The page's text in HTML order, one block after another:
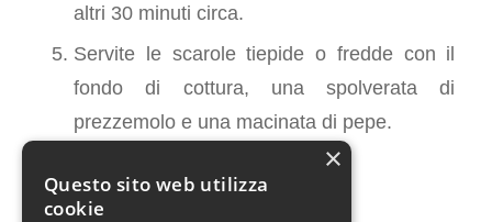
altri 30 minuti circa.
Servite le scarole tiepide o fredde con il
fondo di cottura, una spolverata di
prezzemolo e una macinata di pepe.
×
Questo sito web utilizza
cookie